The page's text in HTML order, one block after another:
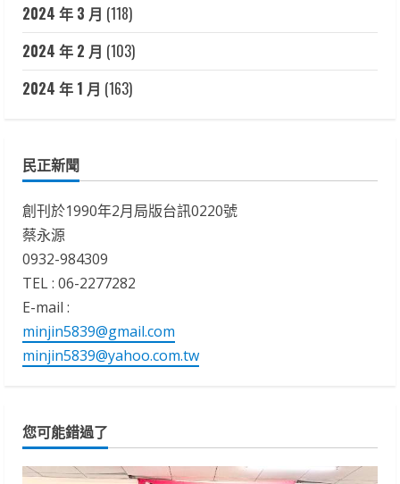
2024 年 3 月 (118)
2024 年 2 月 (103)
2024 年 1 月 (163)
民正新聞
創刊於1990年2月局版台訊0220號
蔡永源
0932-984309
TEL : 06-2277282
E-mail :
minjin5839@gmail.com
minjin5839@yahoo.com.tw
您可能錯過了